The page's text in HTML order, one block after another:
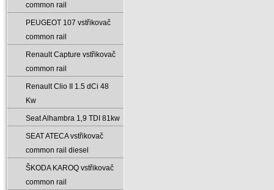
common rail
PEUGEOT 107 vstřikovač
common rail
Renault Capture vstřikovač
common rail
Renault Clio II 1.5 dCi 48
Kw
Seat Alhambra 1‚9 TDI 81kw
SEAT ATECA vstřikovač
common rail diesel
ŠKODA KAROQ vstřikovač
common rail